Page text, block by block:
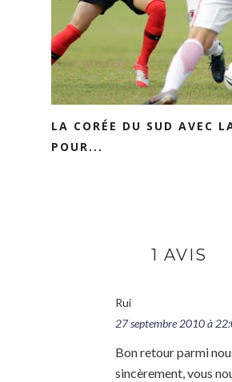
LA CORÉE DU SUD AVEC
POUR...
1 AVIS
Rui
27 septembre 2010 à
Bon retour parmi
sincèrement, vous